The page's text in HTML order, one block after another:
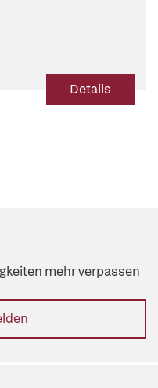
Details
mehr verpassen